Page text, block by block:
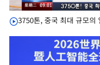
3750톤, 중국 최대 규모의